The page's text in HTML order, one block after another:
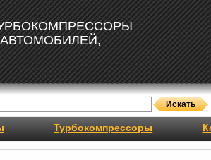
Турбокомпрессоры